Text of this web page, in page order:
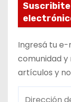
Ingresá tu
comunidad
artículos y